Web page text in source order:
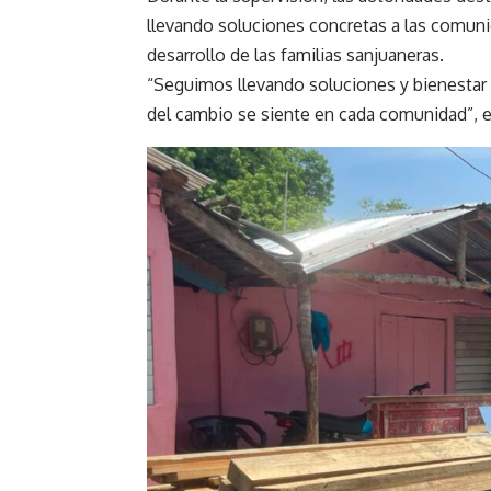
llevando soluciones concretas a las
desarrollo de las familias sanjuaneras.
“Seguimos llevando soluciones y
del cambio se siente en cada comunidad”,